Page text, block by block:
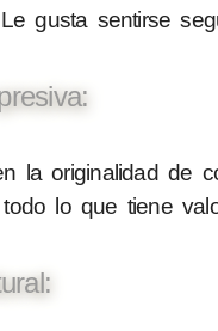
gusta sentirse
la originalidad de
lo que tiene